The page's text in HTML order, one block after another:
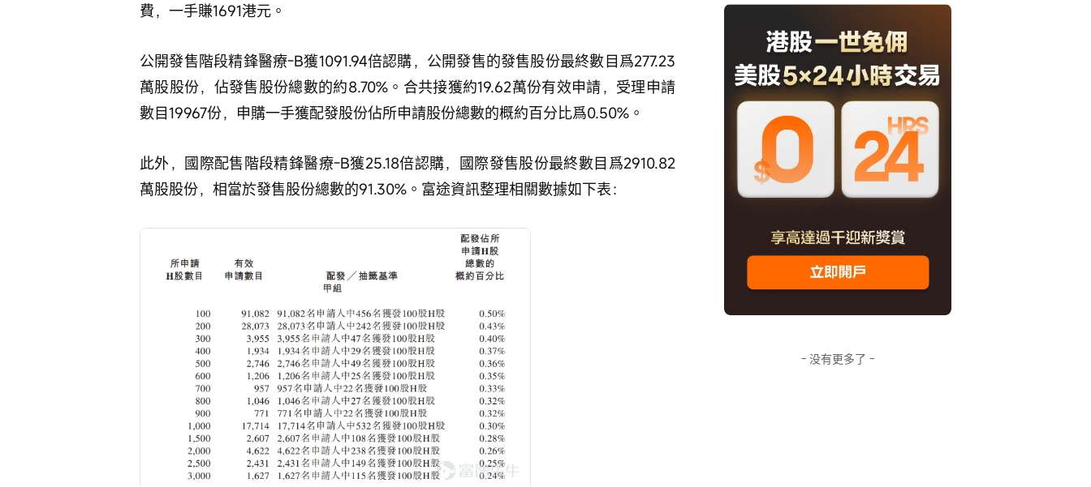
費，一手賺1691港元。
公開發售階段精鋒醫療-B獲1091.94倍認購，公開發售的發售股份最終數目爲277.23
萬股股份，佔發售股份總數的約8.70%。合共接獲約19.62萬份有效申請，受理申請
數目19967份，申購一手獲配發股份佔所申請股份總數的概約百分比爲0.50%。
此外，國際配售階段精鋒醫療-B獲25.18倍認購，國際發售股份最終數目爲2910.82
萬股股份，相當於發售股份總數的91.30%。富途資訊整理相關數據如下表：
- 没有更多了 -